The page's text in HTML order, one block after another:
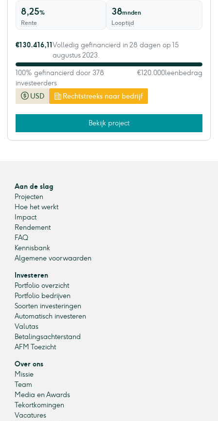
8,25%
Rente
38mnden
Looptijd
USD Rechtstreeks naar bedrijf
€130.416,11 Volledig gefinancierd in 28 dagen op 15
augustus 2023.
100% gefinancierd door 378
investeerders
€120.000leenbedrag
Bekijk project
Aan de slag
Projecten
Hoe het werkt
Impact
Rendement
FAQ
Kennisbank
Algemene voorwaarden
Investeren
Portfolio overzicht
Portfolio bedrijven
Soorten investeringen
Automatisch investeren
Valutas
Betalingsachterstand
AFM Toezicht
Over ons
Missie
Team
Media en Awards
Tekortkomingen
Vacatures